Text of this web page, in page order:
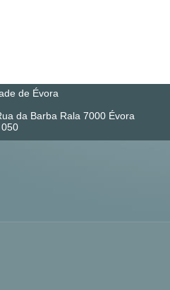
de Évora
da Barba Rala 7000 Évora